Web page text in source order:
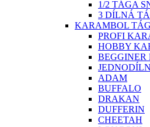
1/2 TÁGA
3 DÍLNÁ
KARAMBOL
PROFI
HOBBY
ADAM
BUFFALO
DRAKAN
DUFFERIN
CHEETAH